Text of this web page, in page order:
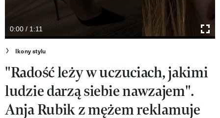
Kultura
Wideo
Nasze akcje
VIVA!ART
VIVA!MODA
0:00 / 1:11
Ikony stylu
"Radość leży w uczuciach, jakimi
ludzie darzą siebie nawzajem".
Anja Rubik z mężem reklamuje